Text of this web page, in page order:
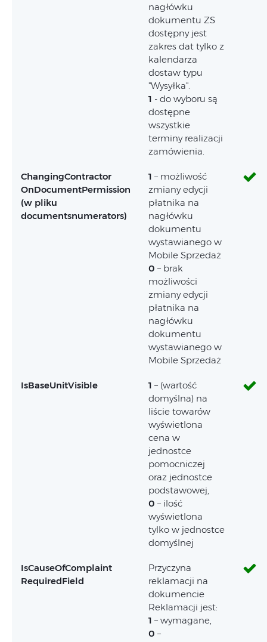
nagłówku
dokumentu ZS
dostępny jest
zakres dat tylko z
kalendarza
dostaw typu
"Wysyłka".
1 - do wyboru są
dostępne
wszystkie
terminy realizacji
zamówienia.
ChangingContractor
OnDocumentPermission
(w pliku
documentsnumerators)
1 – możliwość
zmiany edycji
płatnika na
nagłówku
dokumentu
wystawianego w
Mobile Sprzedaż
0 – brak
możliwości
zmiany edycji
płatnika na
nagłówku
dokumentu
wystawianego w
Mobile Sprzedaż
IsBaseUnitVisible 1 – (wartość
domyślna) na
liście towarów
wyświetlona
cena w
jednostce
pomocniczej
oraz jednostce
podstawowej,
0 – ilość
wyświetlona
tylko w jednostce
domyślnej
IsCauseOfComplaint
RequiredField
Przyczyna
reklamacji na
dokumencie
Reklamacji jest:
1 – wymagane,
0 –